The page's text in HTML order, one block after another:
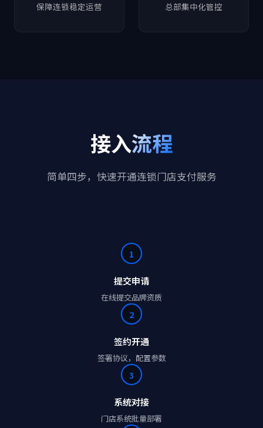
保障连锁稳定运营 总部集中化管控
接入流程
简单四步，快速开通连锁门店支付服务
1
提交申请
在线提交品牌资质
2
签约开通
签署协议，配置参数
3
系统对接
门店系统批量部署